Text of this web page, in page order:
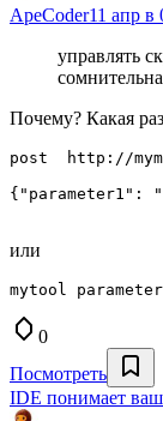
ApeCoder11 апр в
управлять
Почему? Какая
post  http://
{"parameter1":
или
0
Посмотреть
IDE понимает